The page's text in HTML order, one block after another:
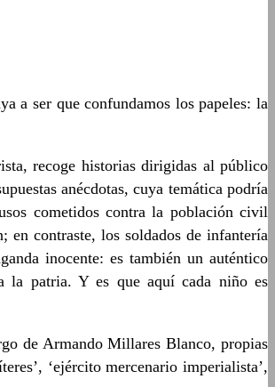
a ser que confundamos los papeles: la
recoge historias dirigidas al público
anécdotas, cuya temática podría
cometidos contra la población civil
en contraste, los soldados de infantería
inocente: es también un auténtico
la patria. Y es que aquí cada niño es
de Armando Millares Blanco, propias
‘ejército mercenario imperialista’,